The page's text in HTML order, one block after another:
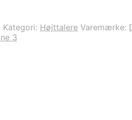
Kategori: Højttalere Varemærke:
3